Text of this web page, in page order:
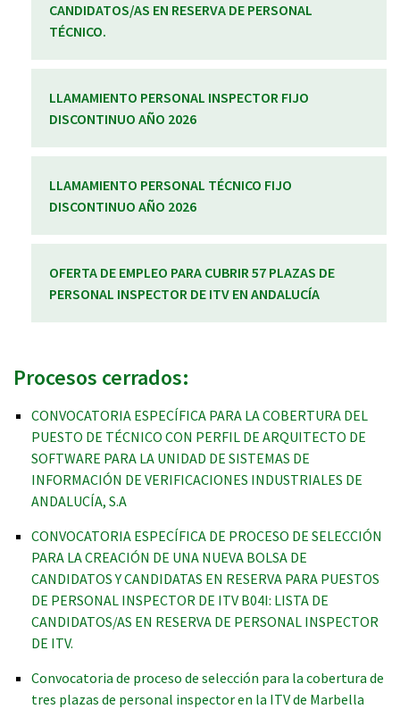
CANDIDATOS/AS EN RESERVA DE PERSONAL
TÉCNICO.
LLAMAMIENTO PERSONAL INSPECTOR FIJO
DISCONTINUO AÑO 2026
LLAMAMIENTO PERSONAL TÉCNICO FIJO
DISCONTINUO AÑO 2026
OFERTA DE EMPLEO PARA CUBRIR 57 PLAZAS DE
PERSONAL INSPECTOR DE ITV EN ANDALUCÍA
Procesos cerrados:
CONVOCATORIA ESPECÍFICA PARA LA COBERTURA DEL
PUESTO DE TÉCNICO CON PERFIL DE ARQUITECTO DE
SOFTWARE PARA LA UNIDAD DE SISTEMAS DE
INFORMACIÓN DE VERIFICACIONES INDUSTRIALES DE
ANDALUCÍA, S.A
CONVOCATORIA ESPECÍFICA DE PROCESO DE SELECCIÓN
PARA LA CREACIÓN DE UNA NUEVA BOLSA DE
CANDIDATOS Y CANDIDATAS EN RESERVA PARA PUESTOS
DE PERSONAL INSPECTOR DE ITV B04I: LISTA DE
CANDIDATOS/AS EN RESERVA DE PERSONAL INSPECTOR
DE ITV.
Convocatoria de proceso de selección para la cobertura de
tres plazas de personal inspector en la ITV de Marbella